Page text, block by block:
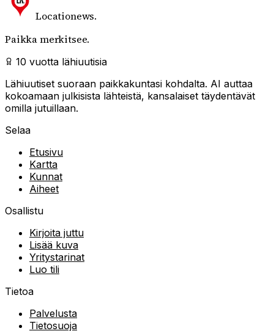
Locationews.
Paikka merkitsee.
10 vuotta lähiuutisia
Lähiuutiset suoraan paikkakuntasi kohdalta. AI auttaa
kokoamaan julkisista lähteistä, kansalaiset täydentävät
omilla jutuillaan.
Selaa
Etusivu
Kartta
Kunnat
Aiheet
Osallistu
Kirjoita juttu
Lisää kuva
Yritystarinat
Luo tili
Tietoa
Palvelusta
Tietosuoja